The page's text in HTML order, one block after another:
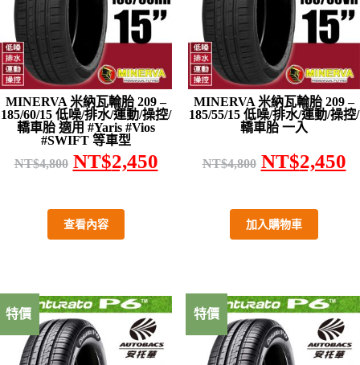
MINERVA 米納瓦輪胎 209 –
185/60/15 低噪/排水/運動/操控/
轎車胎 適用 #Yaris #Vios
#SWIFT 等車型
NT$4,800 NT$2,450
查看內容
MINERVA 米納瓦輪胎 209 –
185/55/15 低噪/排水/運動/操控/
轎車胎 一入
NT$4,800 NT$2,450
加入購物車
特價 特價